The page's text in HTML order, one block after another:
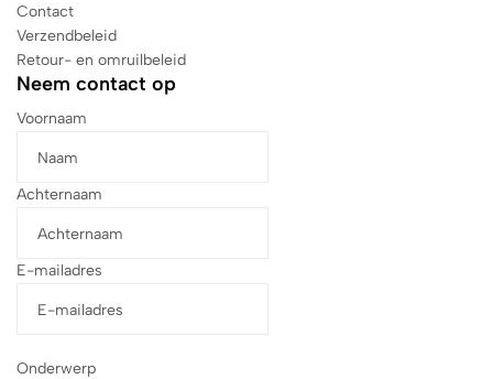
Contact
Verzendbeleid
Retour- en omruilbeleid
Neem contact op
Voornaam
Achternaam
E-mailadres
Onderwerp